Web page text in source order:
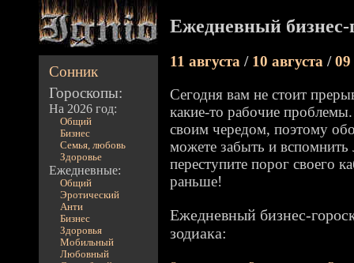
Сонник
Гороскопы:
На 2026 год:
Общий
Бизнес
Семья, любовь
Здоровье
Ежедневные:
Общий
Эротический
Анти
Бизнес
Здоровья
Мобильный
Любовный
Ежедневный бизнес-
11 августа / 10 августа /09
Сегодня вам не стоит
какие-то рабочие
своим чередом, поэтому
можете забыть и вспомнить
переступите порог своего
раньше!
Ежедневный бизнес-
зодиака: